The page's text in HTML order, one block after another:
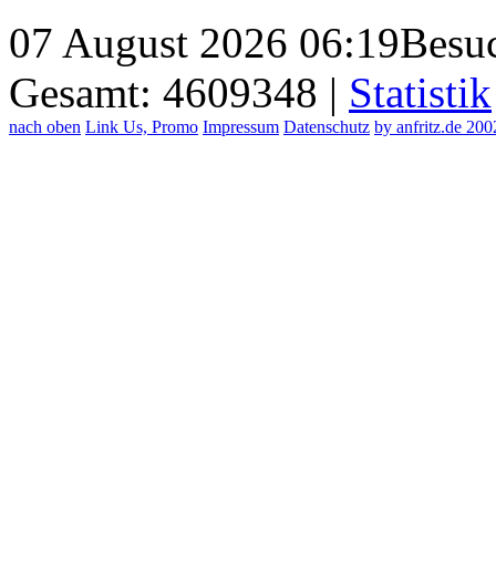
07 August 2026 06:19
Gesamt: 4609348 | Statistik
nach oben Link Us, Promo Impressum Datenschutz by anfritz.de